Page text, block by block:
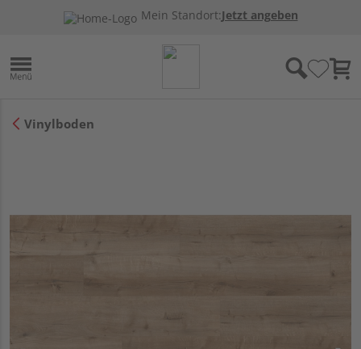
Mein Standort:Jetzt angeben
Vinylboden